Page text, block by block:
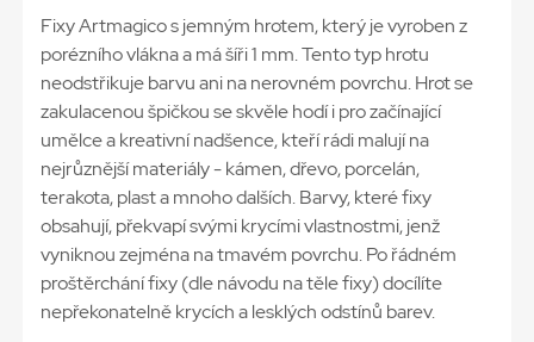
Fixy Artmagico s jemným hrotem, který je vyroben z
porézního vlákna a má šíři 1 mm. Tento typ hrotu
neodstřikuje barvu ani na nerovném povrchu. Hrot se
zakulacenou špičkou se skvěle hodí i pro začínající
umělce a kreativní nadšence, kteří rádi malují na
nejrůznější materiály - kámen, dřevo, porcelán,
terakota, plast a mnoho dalších. Barvy, které fixy
obsahují, překvapí svými krycími vlastnostmi, jenž
vyniknou zejména na tmavém povrchu. Po řádném
proštěrchání fixy (dle návodu na těle fixy) docílíte
nepřekonatelně krycích a lesklých odstínů barev.